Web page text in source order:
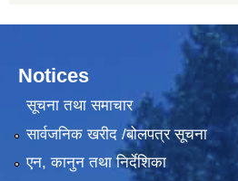
Notices
सूचना तथा समाचार
सार्वजनिक खरीद /बोलपत्र सूचना
एन, कानुन तथा निर्देशिका